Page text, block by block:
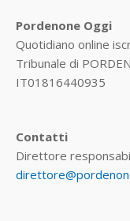
Pordenone Oggi
Quotidiano online
Tribunale di
IT01816440935
Contatti
Direttore